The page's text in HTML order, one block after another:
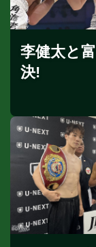
李健太と
決!